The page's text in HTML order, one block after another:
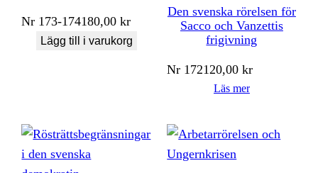
Nr 173-174180,00kr
Lägg till i varukorg
Den svenska rörelsen för
Sacco och Vanzettis
frigivning
Nr 172120,00kr
Läs mer